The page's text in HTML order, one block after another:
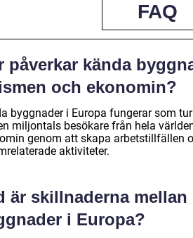
FAQ
påverkar kända
och ekonomin?
byggnader i Europa fungerar som
miljontals besökare från hela
genom att skapa arbetstillfällen
aktiviteter.
är skillnaderna
i Europa?